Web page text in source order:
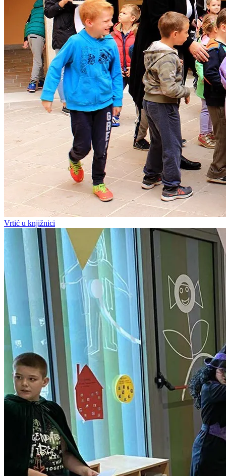
Vrtić u knjižnici